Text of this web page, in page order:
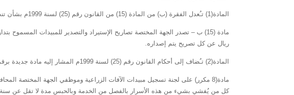
المادة(1) تـُعدل الفقرة (ب) من المادة (15) من القانون رقم (25) لسنة 1999م بشأن تنظيم تداول مبيدات الآفات النباتية ، وذلك كما يلي:
ريال عن كل تصريح يتم إصداره.
المادة(2) تـُضاف إلى أحكام القانون رقم (25) لسنة 1999م المشار إليه مادة جديدة برقم (8 مكرر) .. ونصها كما يلي:
مادة(8 مكرر) على لجنة تسجيل مبيدات الآفات الزراعية وموظفي الجهة المختصة
كل من يُفشي بشيء من هذه الأسرار بالفصل من الخدمة وبالحبس مدة لا تقل عن سنة